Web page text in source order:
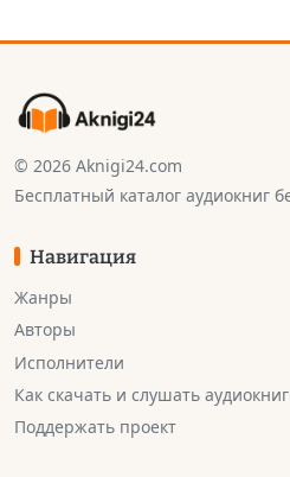
© 2026 Aknigi24.com
Бесплатный каталог аудиокниг
Навигация
Жанры
Авторы
Исполнители
Как скачать и слушать
Поддержать проект